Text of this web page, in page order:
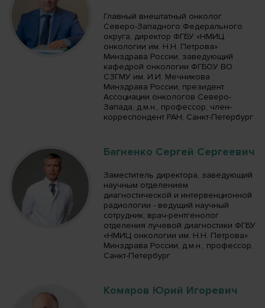
Главный внештатный онколог
Северо-Западного Федерального
округа, директор ФГБУ «НМИЦ
онкологии им. Н.Н. Петрова»
Минздрава России, заведующий
кафедрой онкологии ФГБОУ ВО
СЗГМУ им. И.И. Мечникова
Минздрава России, президент
Ассоциации онкологов Северо-
Запада, д.м.н., профессор, член-
корреспондент РАН, Санкт-Петербург
Багненко Сергей Сергеевич
Заместитель директора, заведующий
научным отделением
диагностической и интервенционной
радиологии - ведущий научный
сотрудник, врач-рентгенолог
отделения лучевой диагностики ФГБУ
«НМИЦ онкологии им. Н.Н. Петрова»
Минздрава России, д.м.н., профессор,
Санкт-Петербург
Комаров Юрий Игоревич